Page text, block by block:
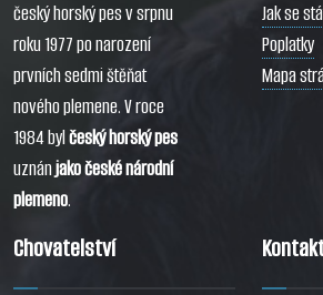
český horský pes v srpnu
roku 1977 po narození
prvních sedmi štěňat
nového plemene. V roce
1984 bylčeský horský pes
uznánjako české národní
plemeno.
Jak se
Poplatky
Mapa
Chovatelství